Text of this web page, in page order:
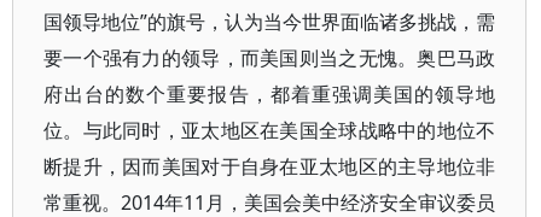
国领导地位”的旗号，认为当今世界面临诸多挑战，需
要一个强有力的领导，而美国则当之无愧。奥巴马政
府出台的数个重要报告，都着重强调美国的领导地
位。与此同时，亚太地区在美国全球战略中的地位不
断提升，因而美国对于自身在亚太地区的主导地位非
常重视。2014年11月，美国会美中经济安全审议委员